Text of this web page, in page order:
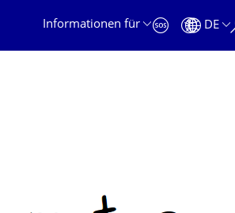
Informationen für
DE